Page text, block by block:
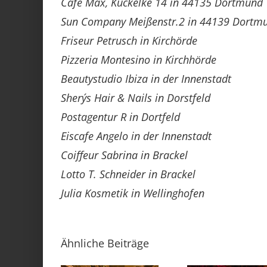
Sun Company Meißenstr.2 in 44139
Friseur Petrusch in Kirchörde
Pizzeria Montesino in Kirchhörde
Beautystudio Ibiza in der Innenstadt
Shery´s Hair & Nails in Dorstfeld
Postagentur R in Dortfeld
Eiscafe Angelo in der Innenstadt
Coiffeur Sabrina in Brackel
Lotto T. Schneider in Brackel
Julia Kosmetik in Wellinghofen
Ähnliche Beiträge